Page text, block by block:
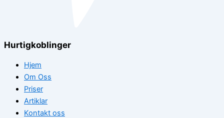
Hurtigkoblinger
Hjem
Om Oss
Priser
Artiklar
Kontakt oss